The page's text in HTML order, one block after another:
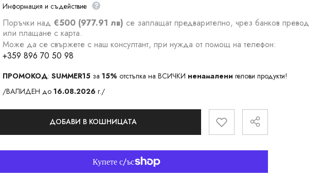
Информация и съдействие
Поръчки над €500 (977.91 лв) се заплащат предварително, чрез банков превод
или плащане с карта.
Може да се свържете с наш консултант, при нужда от помощ на телефон:
+359 896 70 50 98
ПРОМОКОД: SUMMER15 за 15% отстъпка на ВСИЧКИ ненамалени гелови продукти!
/ВАЛИДЕН до 16.08.2026 г./
ДОБАВИ В КОШНИЦАТА